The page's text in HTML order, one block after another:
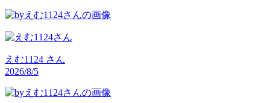
えむ1124 さん
2026/8/5